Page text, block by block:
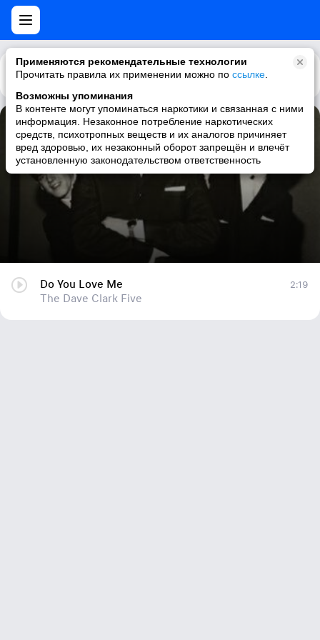
Применяются рекомендательные технологии
Прочитать правила их применении можно по ссылке
Возможны упоминания
В контенте могут упоминаться наркотики и связанная с ними
информация. Незаконное потребление наркотических
средств, психотропных веществ и их аналогов причиняет
вред здоровью, их незаконный оборот запрещён и влечёт
установленную законодательством ответственность
Каталог Рекомендации
Do You Love Me
The Dave Clark Five
Do You Love Me
The Dave Clark Five
2:19